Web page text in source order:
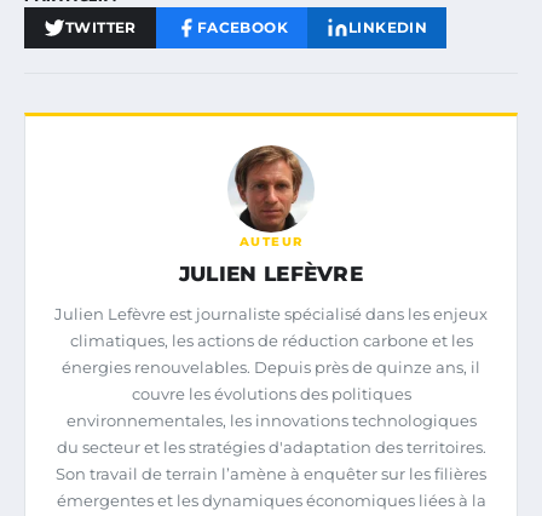
TWITTER FACEBOOK LINKEDIN
AUTEUR
JULIEN LEFÈVRE
Julien Lefèvre est journaliste spécialisé dans les enjeux
climatiques, les actions de réduction carbone et les
énergies renouvelables. Depuis près de quinze ans, il
couvre les évolutions des politiques
environnementales, les innovations technologiques
du secteur et les stratégies d'adaptation des territoires.
Son travail de terrain l’amène à enquêter sur les filières
émergentes et les dynamiques économiques liées à la